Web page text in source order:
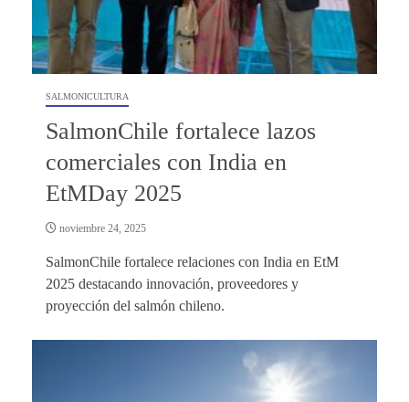
SALMONICULTURA
SalmonChile fortalece lazos
comerciales con India en
EtMDay 2025
noviembre 24, 2025
SalmonChile fortalece relaciones con India en EtM
2025 destacando innovación, proveedores y
proyección del salmón chileno.